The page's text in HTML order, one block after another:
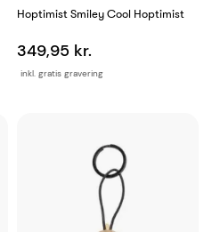
Hoptimist Smiley Cool Hoptimist
inkl. gratis gravering
349,95 kr.